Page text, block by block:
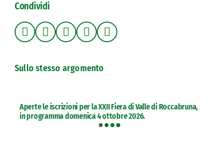
Condividi
Sullo stesso argomento
Aperte le iscrizioni per la XXII Fiera di Valle di Roccabruna,
in programma domenica 4 ottobre 2026.